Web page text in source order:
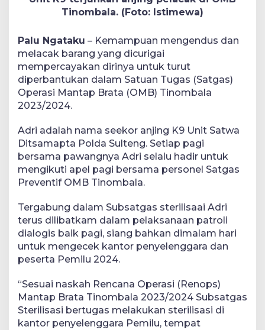
Tinombala. (Foto: Istimewa)
Palu Ngataku – Kemampuan mengendus dan
melacak barang yang dicurigai
mempercayakan dirinya untuk turut
diperbantukan dalam Satuan Tugas (Satgas)
Operasi Mantap Brata (OMB) Tinombala
2023/2024.
Adri adalah nama seekor anjing K9 Unit Satwa
Ditsamapta Polda Sulteng. Setiap pagi
bersama pawangnya Adri selalu hadir untuk
mengikuti apel pagi bersama personel Satgas
Preventif OMB Tinombala.
Tergabung dalam Subsatgas sterilisaai Adri
terus dilibatkam dalam pelaksanaan patroli
dialogis baik pagi, siang bahkan dimalam hari
untuk mengecek kantor penyelenggara dan
peserta Pemilu 2024.
“Sesuai naskah Rencana Operasi (Renops)
Mantap Brata Tinombala 2023/2024 Subsatgas
Sterilisasi bertugas melakukan sterilisasi di
kantor penyelenggara Pemilu, tempat